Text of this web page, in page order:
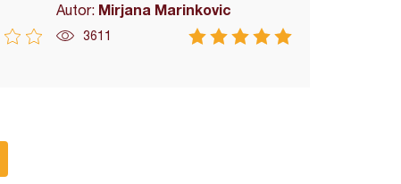
Autor: Mirjana Marinkovic
3611